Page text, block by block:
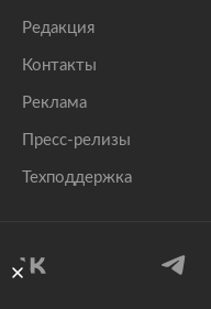
Редакция
Контакты
Реклама
Пресс-релизы
Техподдержка